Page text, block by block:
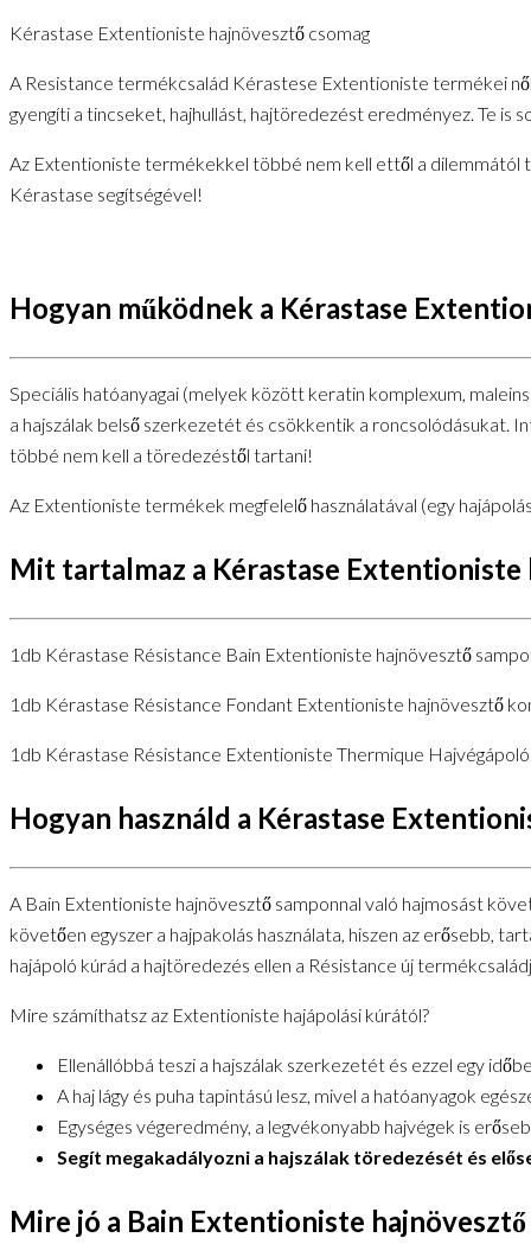
Kérastase Extentioniste hajnövesztő csomag
A Resistance termékcsalád Kérastese Extentioniste termékei
gyengíti a tincseket, hajhullást, hajtöredezést eredményez. Te is
Az Extentioniste termékekkel többé nem kell ettől a dilemmától
Kérastase segítségével!
Hogyan működnek a Kérastase
Speciális hatóanyagai (melyek között keratin komplexum,
a hajszálak belső szerkezetét és csökkentik a roncsolódásukat.
többé nem kell a töredezéstől tartani!
Az Extentioniste termékek megfelelő használatával (egy
Mit tartalmaz a Kérastase Extentioniste
1db Kérastase Résistance Bain Extentioniste hajnövesztő
1db Kérastase Résistance Fondant Extentioniste hajnövesztő
1db Kérastase Résistance Extentioniste Thermique
Hogyan használd a Kérastase
A Bain Extentioniste hajnövesztő samponnal való hajmosást
követően egyszer a hajpakolás használata, hiszen az erősebb,
hajápoló kúrád a hajtöredezés ellen a Résistance új
Mire számíthatsz az Extentioniste hajápolási kúrától?
Ellenállóbbá teszi a hajszálak szerkezetét és ezzel egy
A haj lágy és puha tapintású lesz, mivel a hatóanyagok
Egységes végeredmény, a legvékonyabb hajvégek is
Segít megakadályozni a hajszálak töredezését és
Mire jó a Bain Extentioniste hajnövesztő